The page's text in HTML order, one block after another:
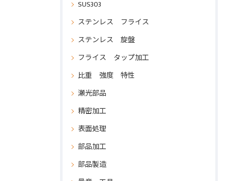
SUS303
ステンレス フライス
ステンレス 旋盤
フライス タップ加工
比重 強度 特性
瀬光部品
精密加工
表面処理
部品加工
部品製造